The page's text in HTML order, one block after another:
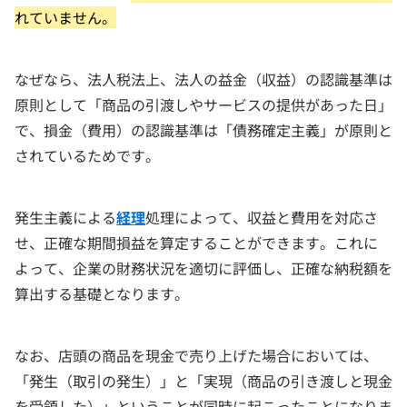
れていません。
なぜなら、法人税法上、法人の益金（収益）の認識基準は
原則として「商品の引渡しやサービスの提供があった日」
で、損金（費用）の認識基準は「債務確定主義」が原則と
されているためです。
発生主義による経理処理によって、収益と費用を対応さ
せ、正確な期間損益を算定することができます。これに
よって、企業の財務状況を適切に評価し、正確な納税額を
算出する基礎となります。
なお、店頭の商品を現金で売り上げた場合においては、
「発生（取引の発生）」と「実現（商品の引き渡しと現金